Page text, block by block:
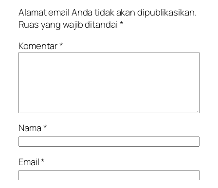
Alamat email Anda tidak akan dipublikasikan.
Ruas yang wajib ditandai*
Komentar*
Nama*
Email*